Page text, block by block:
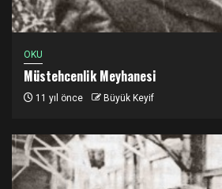
OKU
Müstehcenlik Meyhanesi
11 yıl önce Büyük Keyif